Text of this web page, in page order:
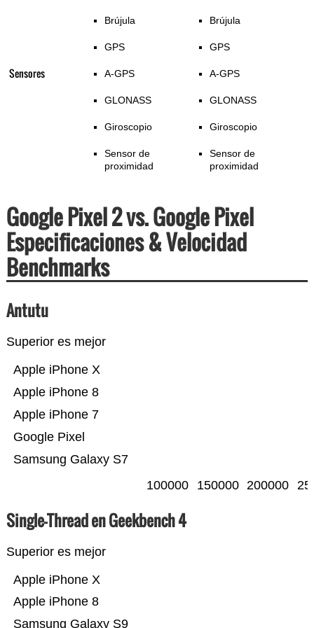
Sensores
Brújula
GPS
A-GPS
GLONASS
Giroscopio
Sensor de
proximidad
Brújula
GPS
A-GPS
GLONASS
Giroscopio
Sensor de
proximidad
Google Pixel 2 vs. Google Pixel
Especificaciones & Velocidad
Benchmarks
Antutu
Superior es mejor
Samsung Galaxy S7
Google Pixel
Apple iPhone 7
Apple iPhone 8
Apple iPhone X
100000 150000 200000
Single-Thread en Geekbench 4
Superior es mejor
Samsung Galaxy S9
Apple iPhone 8
Apple iPhone X